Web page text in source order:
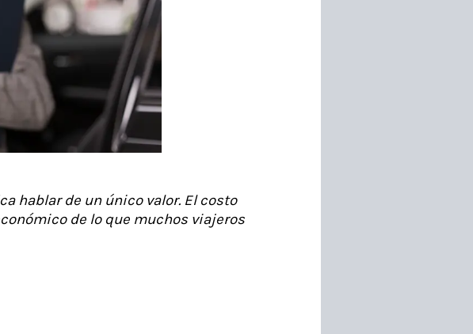
hablar de un único valor. El costo
de lo que muchos viajeros